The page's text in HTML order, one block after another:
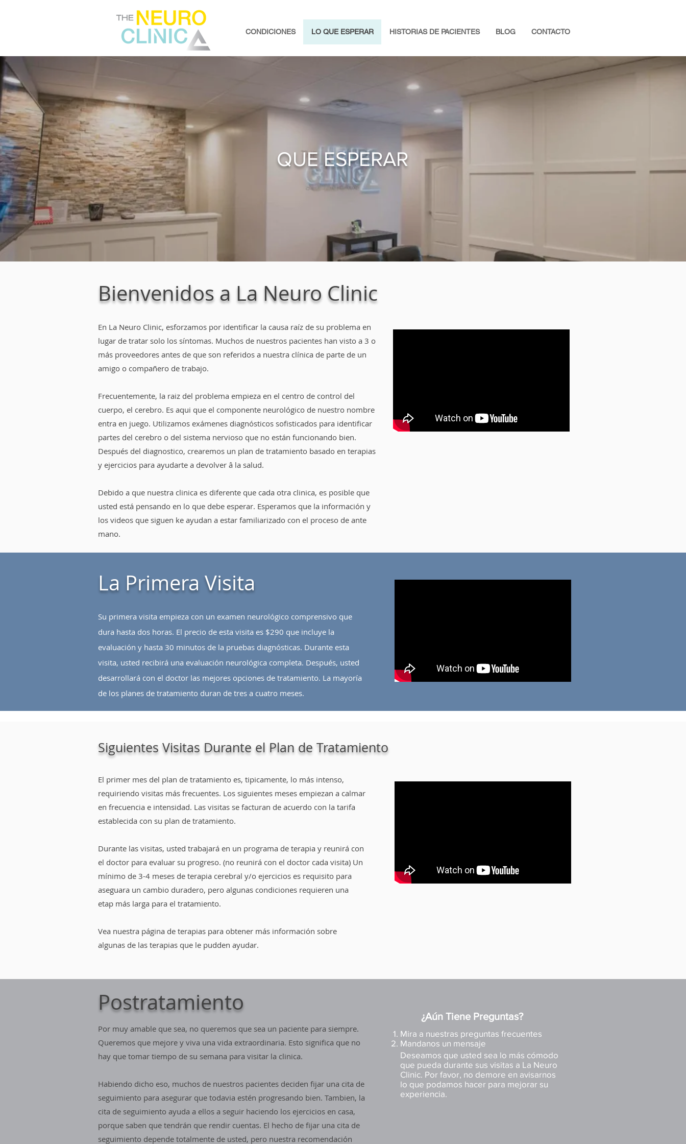
CONDICIONES LO QUE ESPERAR HISTORIAS DE PACIENTES BLOG CONTACTO
QUE ESPERAR
Bienvenidos a La Neuro Clinic
En La Neuro Clinic, esforzamos por identificar la causa raíz de su problema en
lugar de tratar solo los síntomas. Muchos de nuestros pacientes han visto a 3 o
más proveedores antes de que son referidos a nuestra clínica de parte de un
amigo o compañero de trabajo.
Frecuentemente, la raiz del problema empieza en el centro de control del
cuerpo, el cerebro. Es aqui que el componente neurológico de nuestro nombre
entra en juego. Utilizamos exámenes diagnósticos sofisticados para identificar
partes del cerebro o del sistema nervioso que no están funcionando bien.
Después del diagnostico, crearemos un plan de tratamiento basado en terapias
y ejercicios para ayudarte a devolver â la salud.
Debido a que nuestra clinica es diferente que cada otra clinica, es posible que
usted está pensando en lo que debe esperar. Esperamos que la información y
los videos que siguen ke ayudan a estar familiarizado con el proceso de ante
mano.
La Primera Visita
Su primera visita empieza con un examen neurológico comprensivo que
dura hasta dos horas. El precio de esta visita es $290 que incluye la
evaluación y hasta 30 minutos de la pruebas diagnósticas. Durante esta
visita, usted recibirá una evaluación neurológica completa. Después, usted
desarrollará con el doctor las mejores opciones de tratamiento. La mayoría
de los planes de tratamiento duran de tres a cuatro meses.
Siguientes Visitas Durante el Plan de Tratamiento
El primer mes del plan de tratamiento es, tipicamente, lo más intenso,
requiriendo visitas más frecuentes. Los siguientes meses empiezan a calmar
en frecuencia e intensidad. Las visitas se facturan de acuerdo con la tarifa
establecida con su plan de tratamiento.
Durante las visitas, usted trabajará en un programa de terapia y reunirá con
el doctor para evaluar su progreso. (no reunirá con el doctor cada visita) Un
mínimo de 3-4 meses de terapia cerebral y/o ejercicios es requisito para
aseguara un cambio duradero, pero algunas condiciones requieren una
etap más larga para el tratamiento.
Vea nuestra página de terapias para obtener más información sobre
algunas de las terapias que le pudden ayudar.
Postratamiento
Por muy amable que sea, no queremos que sea un paciente para siempre.
Queremos que mejore y viva una vida extraordinaria. Esto significa que no
hay que tomar tiempo de su semana para visitar la clinica.
Habiendo dicho eso, muchos de nuestros pacientes deciden fijar una cita de
seguimiento para asegurar que todavia estén progresando bien. Tambien, la
cita de seguimiento ayuda a ellos a seguir haciendo los ejercicios en casa,
porque saben que tendrán que rendir cuentas. El hecho de fijar una cita de
seguimiento depende totalmente de usted, pero nuestra recomendación
¿Aún Tiene Preguntas?
Mira a nuestras preguntas frecuentes
Mandanos un mensaje
Deseamos que usted sea lo más cómodo
que pueda durante sus visitas a La Neuro
Clinic. Por favor, no demore en avisarnos
lo que podamos hacer para mejorar su
experiencia.